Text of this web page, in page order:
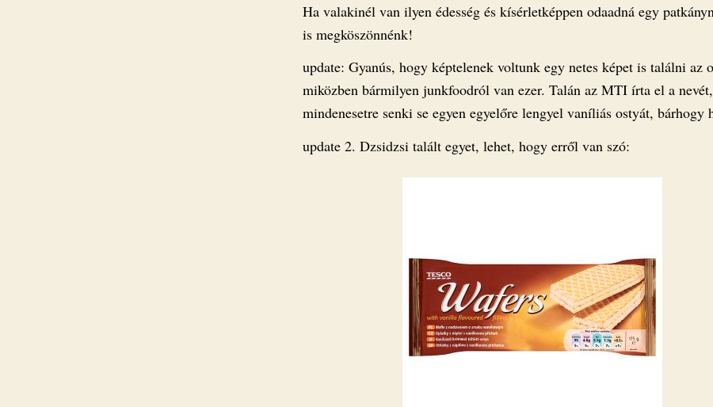
Ha valakinél van ilyen édesség és kísérletképpen odaadná egy
is megköszönnénk!
update: Gyanús, hogy képtelenek voltunk egy netes képet is találni az
miközben bármilyen junkfoodról van ezer. Talán az MTI írta el a nevét,
mindenesetre senki se egyen egyelőre lengyel vaníliás ostyát, bárhogy
update 2. Dzsidzsi talált egyet, lehet, hogy erről van szó: